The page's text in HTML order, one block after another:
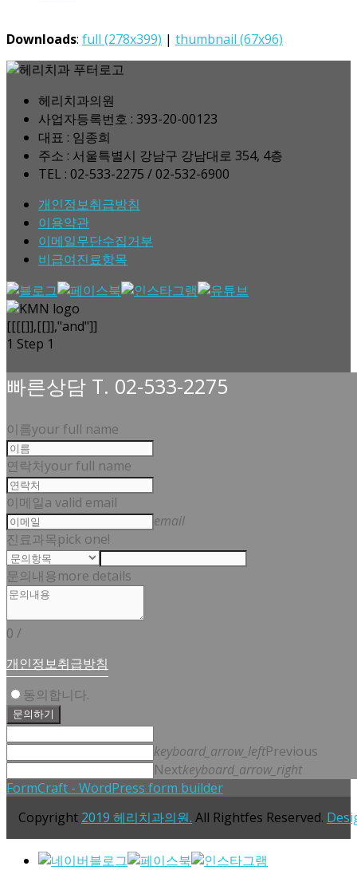
Downloads: full (278x399) | thumbnail (67x96)
헤리치과의원
사업자등록번호 : 393-20-00123
대표 : 임종희
주소 : 서울특별시 강남구 강남대로 354, 4층
TEL : 02-533-2275 / 02-532-6900
개인정보취급방침
이용약관
이메일무단수집거부
비급여진료항목
[[[[]],[[]],"and"]]
1 Step 1
빠른상담 T. 02-533-2275
이름your full name
연락처your full name
이메일a valid email
email
진료과목pick one!
문의내용more details
0 /
개인정보취급방침
동의합니다.
문의하기
keyboard_arrow_leftPrevious
Nextkeyboard_arrow_right
FormCraft - WordPress form builder
Copyright 2019 헤리치과의원. All Rightfes Reserved.